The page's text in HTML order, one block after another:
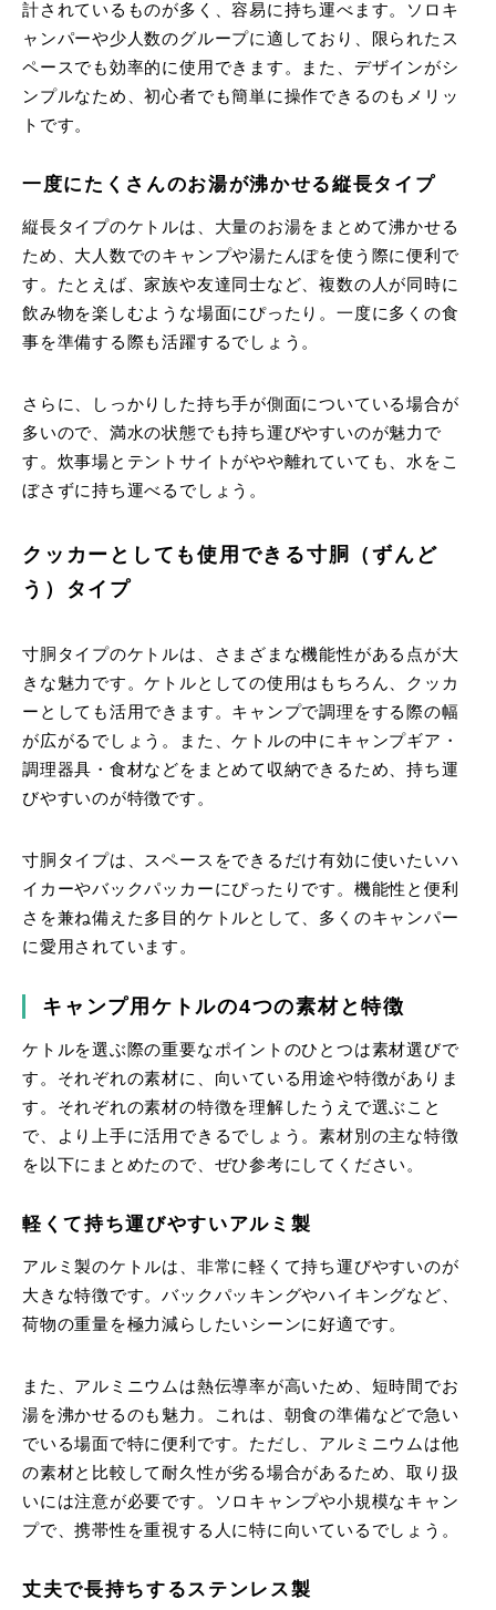
計されているものが多く、容易に持ち運べます。ソロキ
ャンパーや少人数のグループに適しており、限られたス
ペースでも効率的に使用できます。また、デザインがシ
ンプルなため、初心者でも簡単に操作できるのもメリッ
トです。
一度にたくさんのお湯が沸かせる縦長タイプ
縦長タイプのケトルは、大量のお湯をまとめて沸かせる
ため、大人数でのキャンプや湯たんぽを使う際に便利で
す。たとえば、家族や友達同士など、複数の人が同時に
飲み物を楽しむような場面にぴったり。一度に多くの食
事を準備する際も活躍するでしょう。
さらに、しっかりした持ち手が側面についている場合が
多いので、満水の状態でも持ち運びやすいのが魅力で
す。炊事場とテントサイトがやや離れていても、水をこ
ぼさずに持ち運べるでしょう。
クッカーとしても使用できる寸胴（ずんど
う）タイプ
寸胴タイプのケトルは、さまざまな機能性がある点が大
きな魅力です。ケトルとしての使用はもちろん、クッカ
ーとしても活用できます。キャンプで調理をする際の幅
が広がるでしょう。また、ケトルの中にキャンプギア・
調理器具・食材などをまとめて収納できるため、持ち運
びやすいのが特徴です。
寸胴タイプは、スペースをできるだけ有効に使いたいハ
イカーやバックパッカーにぴったりです。機能性と便利
さを兼ね備えた多目的ケトルとして、多くのキャンパー
に愛用されています。
キャンプ用ケトルの4つの素材と特徴
ケトルを選ぶ際の重要なポイントのひとつは素材選びで
す。それぞれの素材に、向いている用途や特徴がありま
す。それぞれの素材の特徴を理解したうえで選ぶこと
で、より上手に活用できるでしょう。素材別の主な特徴
を以下にまとめたので、ぜひ参考にしてください。
軽くて持ち運びやすいアルミ製
アルミ製のケトルは、非常に軽くて持ち運びやすいのが
大きな特徴です。バックパッキングやハイキングなど、
荷物の重量を極力減らしたいシーンに好適です。
また、アルミニウムは熱伝導率が高いため、短時間でお
湯を沸かせるのも魅力。
これは、朝食の準備などで急い
でいる場面で特に便利です。ただし、アルミニウムは他
の素材と比較して耐久性が劣る場合があるため、取り扱
いには注意が必要です。
ソロキャンプや小規模なキャン
プで、携帯性を重視する人に特に向いているでしょう。
丈夫で長持ちするステンレス製